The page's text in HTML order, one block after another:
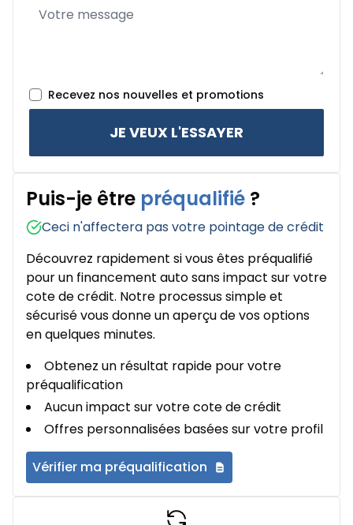
Recevez nos nouvelles et promotions
JE VEUX L'ESSAYER
Puis-je être préqualifié ?
Ceci n'affectera pas votre pointage de crédit
Découvrez rapidement si vous êtes préqualifié
pour un financement auto sans impact sur votre
cote de crédit. Notre processus simple et
sécurisé vous donne un aperçu de vos options
en quelques minutes.
Obtenez un résultat rapide pour votre
préqualification
Aucun impact sur votre cote de crédit
Offres personnalisées basées sur votre profil
Vérifier ma préqualification